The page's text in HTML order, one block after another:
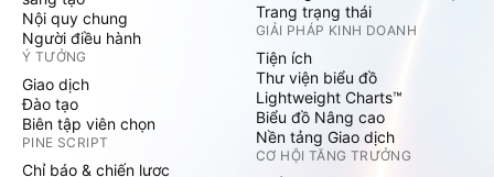
Nội quy chung
Người điều hành
Ý TƯỞNG
Giao dịch
Đào tạo
Biên tập viên chọn
PINE SCRIPT
Chỉ báo & chiến lược
Trang trạng thái
GIẢI PHÁP KINH DOANH
Tiện ích
Thư viện biểu đồ
Lightweight Charts™
Biểu đồ Nâng cao
Nền tảng Giao dịch
CƠ HỘI TĂNG TRƯỞNG